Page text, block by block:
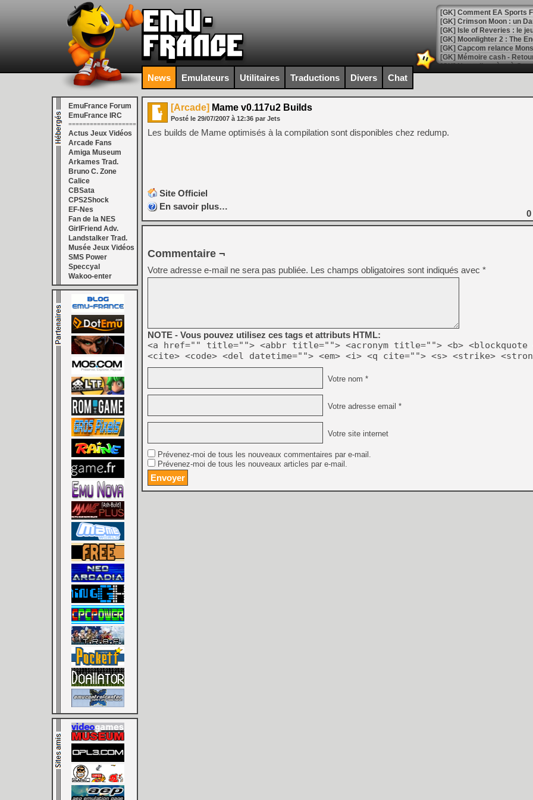
[GK] Comment EA Sports
[GK] Crimson Moon : un
[GK] Isle of Reveries : le
[GK] Moonlighter 2 : The
[GK] Capcom relance
[Mo5] Deux inédits du
[GK] Le beat'em up The
[GK] Endless Legend 2 :
[LS] [PS5] Le WebKit
[GK] Oubliez Crazy Taxi,
[LS] [Switch] NSZ 5.0.0
[GK] No More Room in
[GK] Un chatbot Atelier
[GK] Mémoire cash -
[GK] Nvidia : le prix des
[GK] Suikoden Star Leap :
[Mo5] La mini borne
[GK] Le studio de FIFA
[GK] La PlayStation 1 en
[GK] Dawn of War 4 : les
[GK] CloverPit : l'héritier
[GK] Stellar Blade : Blood
[GK] Palworld Online est
[GK] Wuchang 2 : le
[GK] Test : Big Walk est
[GK] Starsand Island : la
[GK] Dan Houser (GTA)
News Emulateurs Utilitaires Traductions Divers Chat
EmuFrance Forum
EmuFrance IRC
===================
Actus Jeux Vidéos
Arcade Fans
Amiga Museum
Arkames Trad.
Bruno C. Zone
Calice
CBSata
CPS2Shock
EF-Nes
Fan de la NES
GirlFriend Adv.
Landstalker Trad.
Musée Jeux Vidéos
SMS Power
Speccyal
Wakoo-enter
[Arcade] Mame v0.117u2 Builds
Posté le 29/07/2007 à 12:36 par Jets
Les builds de Mame optimisés à la compilation sont disponibles chez redump.
Site Officiel
En savoir plus…
0
Commentaire ¬
Votre adresse e-mail ne sera pas publiée. Les champs obligatoires sont indiqués avec *
NOTE - Vous pouvez utilisez ces tags et attributs HTML:
<a href="" title=""> <abbr title=""> <acronym title=""> <b> <blockquote
<cite> <code> <del datetime=""> <em> <i> <q cite=""> <s> <strike>
Votre nom *
Votre adresse email *
Votre site internet
Prévenez-moi de tous les nouveaux commentaires par e-mail.
Prévenez-moi de tous les nouveaux articles par e-mail.